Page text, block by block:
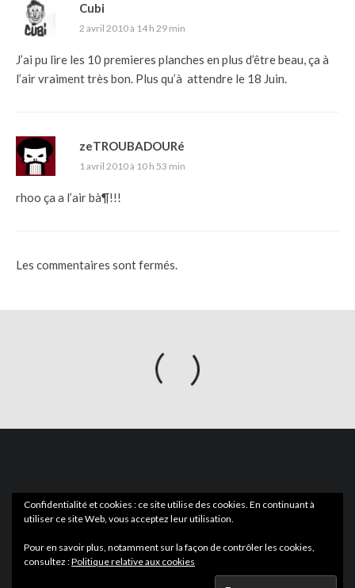
Cubi
2 avril 2010 à 14 h 29 min
J’ai pu lire les 10 premieres planches en plus d’être beau, ça à
l’air vraiment très bon. Plus qu’à attendre le 18 Juin.
zeTROUBADOURé
1 avril 2010 à 10 h 53 min
rhoo ça a l’air bà¶!!!
Les commentaires sont fermés.
Confidentialité et cookies : ce site utilise des cookies. En continuant à
utiliser ce site Web, vous acceptez leur utilisation.
Pour en savoir plus, notamment sur la façon de contrôler les cookies,
consultez :Politique relative aux cookies